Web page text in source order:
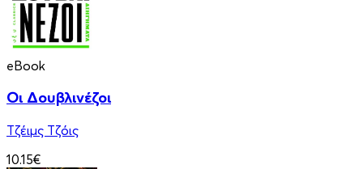
eBook
Οι Δουβλινέζοι
Τζέιμς Τζόις
10.15€